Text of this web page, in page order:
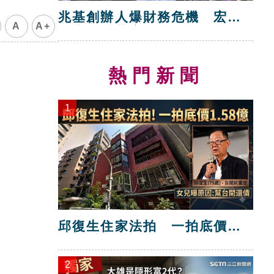
A A+
兆基創辦人爆財務危機 宏碁
熱門新聞
1
邱復生住家法拍 一拍底價
2